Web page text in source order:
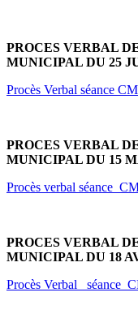
PROCES VERBAL
MUNICIPAL DU 25
Procès Verbal séance
PROCES VERBAL
MUNICIPAL DU 15
Procès verbal
PROCES VERBAL
MUNICIPAL DU 18
Procès Verbal